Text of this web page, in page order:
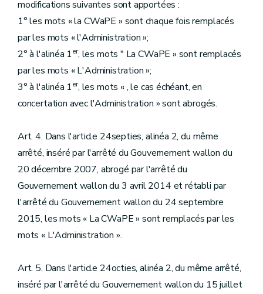
modifications suivantes sont apportées :
1° les mots « la CWaPE » sont chaque fois remplacés
par les mots « l'Administration »;
2° à l'alinéa 1er, les mots " La CWaPE » sont remplacés
par les mots « L'Administration »;
3° à l'alinéa 1er, les mots « , le cas échéant, en
concertation avec l'Administration » sont abrogés.
Art. 4. Dans l'article 24septies, alinéa 2, du même
arrêté, inséré par l'arrêté du Gouvernement wallon du
20 décembre 2007, abrogé par l'arrêté du
Gouvernement wallon du 3 avril 2014 et rétabli par
l'arrêté du Gouvernement wallon du 24 septembre
2015, les mots « La CWaPE » sont remplacés par les
mots « L'Administration ».
Art. 5. Dans l'article 24octies, alinéa 2, du même arrêté,
inséré par l'arrêté du Gouvernement wallon du 15 juillet